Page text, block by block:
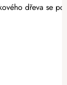
dřeva se